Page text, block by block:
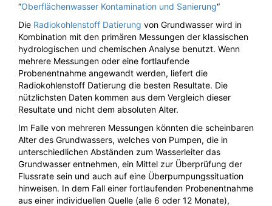
“Oberflächenwasser Kontamination und Sanierung“
Die Radiokohlenstoff Datierung von Grundwasser wird in
Kombination mit den primären Messungen der klassischen
hydrologischen und chemischen Analyse benutzt. Wenn
mehrere Messungen oder eine fortlaufende
Probenentnahme angewandt werden, liefert die
Radiokohlenstoff Datierung die besten Resultate. Die
nützlichsten Daten kommen aus dem Vergleich dieser
Resultate und nicht dem absoluten Alter.
Im Falle von mehreren Messungen könnten die scheinbaren
Alter des Grundwassers, welches von Pumpen, die in
unterschiedlichen Abständen zum Wasserleiter das
Grundwasser entnehmen, ein Mittel zur Überprüfung der
Flussrate sein und auch auf eine Überpumpungssituation
hinweisen. In dem Fall einer fortlaufenden Probenentnahme
aus einer individuellen Quelle (alle 6 oder 12 Monate),